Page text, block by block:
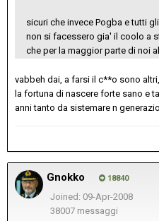
sicuri che invece Pogba e tutti
non si facessero gia' il coolo a
che per la maggior parte di noi
vabbeh dai, a farsi il c**o sono
la fortuna di nascere forte sano e
anni tanto da sistemare n
Gnokko 18840
Joined: 09-Apr-2008
38007 messaggi